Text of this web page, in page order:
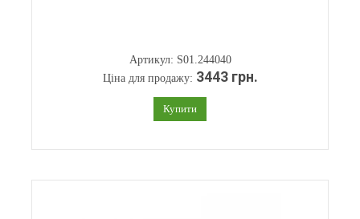
Артикул: S01.244040
Ціна для продажу: 3443 грн.
Купити